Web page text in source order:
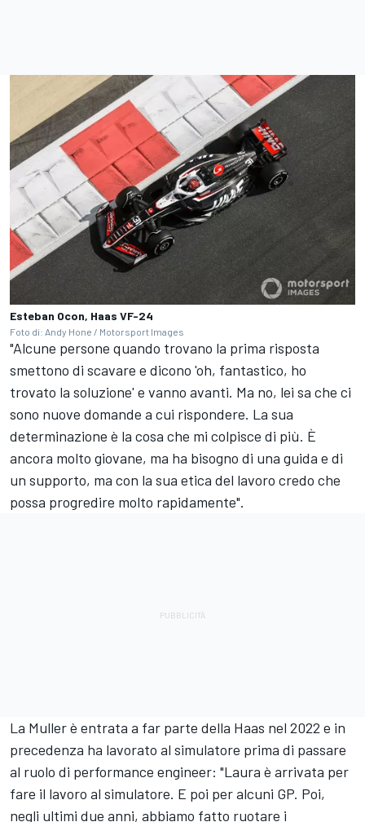
Esteban Ocon, Haas VF-24
Foto di: Andy Hone / Motorsport Images
"Alcune persone quando trovano la prima risposta
smettono di scavare e dicono 'oh, fantastico, ho
trovato la soluzione' e vanno avanti. Ma no, lei sa che ci
sono nuove domande a cui rispondere. La sua
determinazione è la cosa che mi colpisce di più. È
ancora molto giovane, ma ha bisogno di una guida e di
un supporto, ma con la sua etica del lavoro credo che
possa progredire molto rapidamente".
La Muller è entrata a far parte della Haas nel 2022 e in
precedenza ha lavorato al simulatore prima di passare
al ruolo di performance engineer: "Laura è arrivata per
fare il lavoro al simulatore. E poi per alcuni GP. Poi,
negli ultimi due anni, abbiamo fatto ruotare i